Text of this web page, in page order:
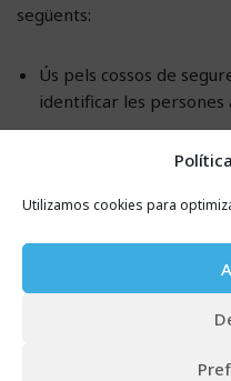
Utilizamos cookies para
següents:
Ús pels cossos de
identificar les persones
Detecció de malalties
Processos deKYC